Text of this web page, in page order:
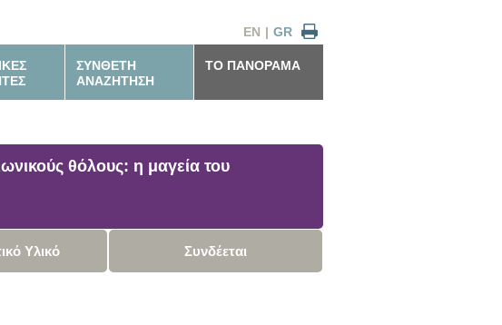
GR
|
EN
ΣΥΝΘΕΤΗ
ΑΝΑΖΗΤΗΣΗ
ΤΟ ΠΑΝΟΡΑΜΑ
θόλους: η μαγεία του
Υλικό Συνδέεται